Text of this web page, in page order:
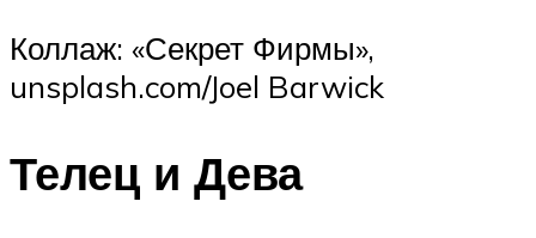
Коллаж: «Секрет Фирмы»,
unsplash.com/Joel Barwick
Телец и Дева